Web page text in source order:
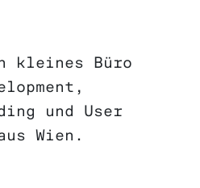
kleines Büro
und User
Wien.